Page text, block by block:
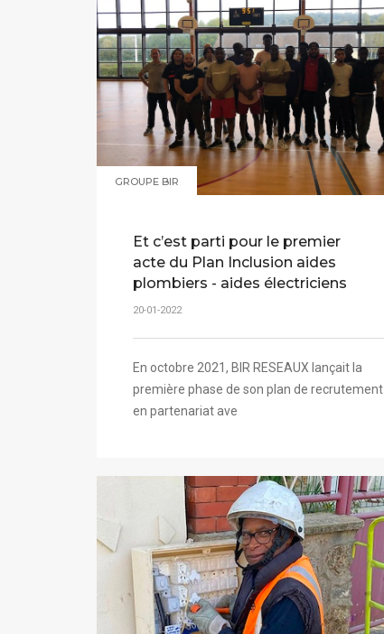
GROUPE BIR
Et c’est parti pour le premier
acte du Plan Inclusion aides
plombiers - aides électriciens
20-01-2022
En octobre 2021, BIR RESEAUX lançait la
première phase de son plan de recrutement
en partenariat ave